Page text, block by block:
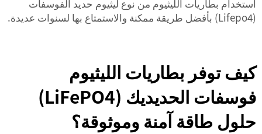
استخدام بطاريات الليثيوم من نوع ليثيوم حديد الفوسفات
(Lifepo4) بأفضل طريقة ممكنة والاستمتاع بها لسنوات عديدة.
كيف توفر بطاريات الليثيوم
فوسفات الحديديك (LiFePO4)
حلول طاقة آمنة وموثوقة؟